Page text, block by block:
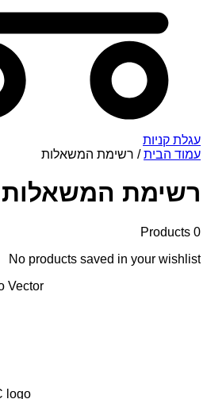
עגלת קניות
עמוד הבית/ רשימת המשאלות
רשימת המשאלות
0
No products saved in your wishlist